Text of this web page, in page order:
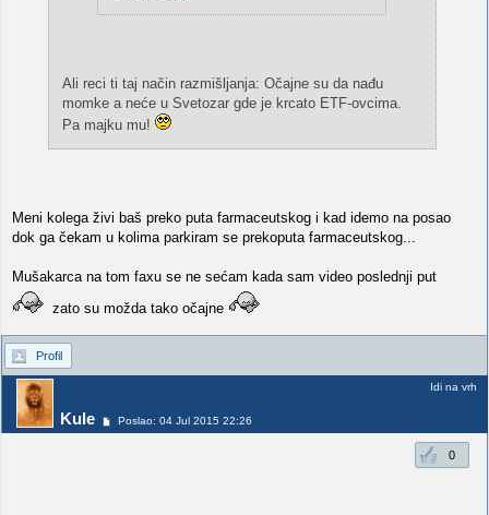
Ali reci ti taj način razmišljanja: Očajne su da nađu
momke a neće u Svetozar gde je krcato ETF-ovcima.
Pa majku mu!
Meni kolega živi baš preko puta farmaceutskog i kad idemo na posao
dok ga čekam u kolima parkiram se prekoputa farmaceutskog...
Mušakarca na tom faxu se ne sećam kada sam video poslednji put
zato su možda tako očajne
Profil
Kule Poslao: 04 Jul 2015 22:26
Idi na vrh
0